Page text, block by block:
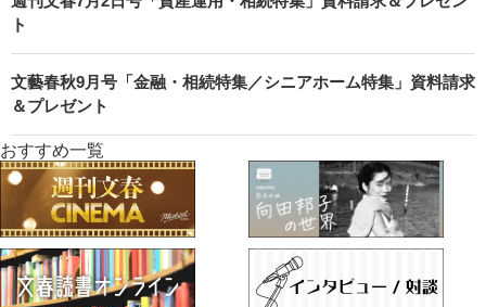
ト
文藝春秋9月号「金融・相続特集／シニアホーム特集」資料請求
＆プレゼント
おすすめ一覧